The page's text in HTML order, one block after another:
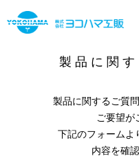
製品に関
製品に関するご質
ご要望が
下記のフォームよ
内容を確